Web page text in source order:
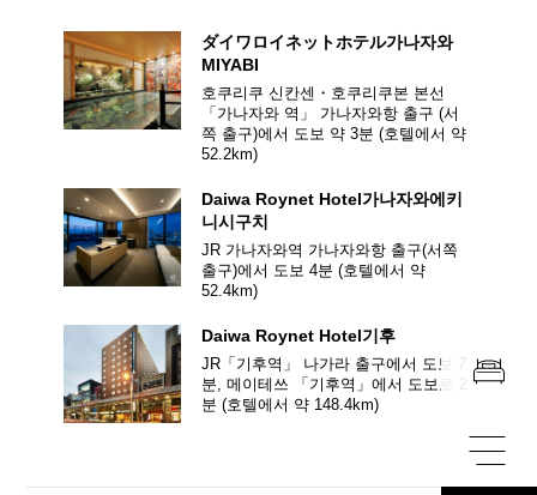
ダイワロイネットホテル가나자와
MIYABI
호쿠리쿠 신칸센・호쿠리쿠본 본선
「가나자와 역」
가나자와항 출구 (서
쪽 출구)에서 도보 약 3분 (호텔에서 약
52.2km)
Daiwa Roynet Hotel가나자와에키
니시구치
JR 가나자와역 가나자와항 출구(서쪽
출구)에서 도보 4분 (호텔에서 약
52.4km)
Daiwa Roynet Hotel기후
JR「기후역」 나가라 출구에서 도보 7
분, 메이테쓰 「기후역」에서 도보로 2
분 (호텔에서 약 148.4km)